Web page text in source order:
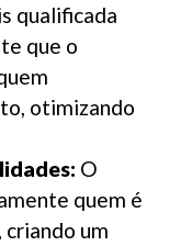
qualificada
que o
otimizando
O
quem é
criando um